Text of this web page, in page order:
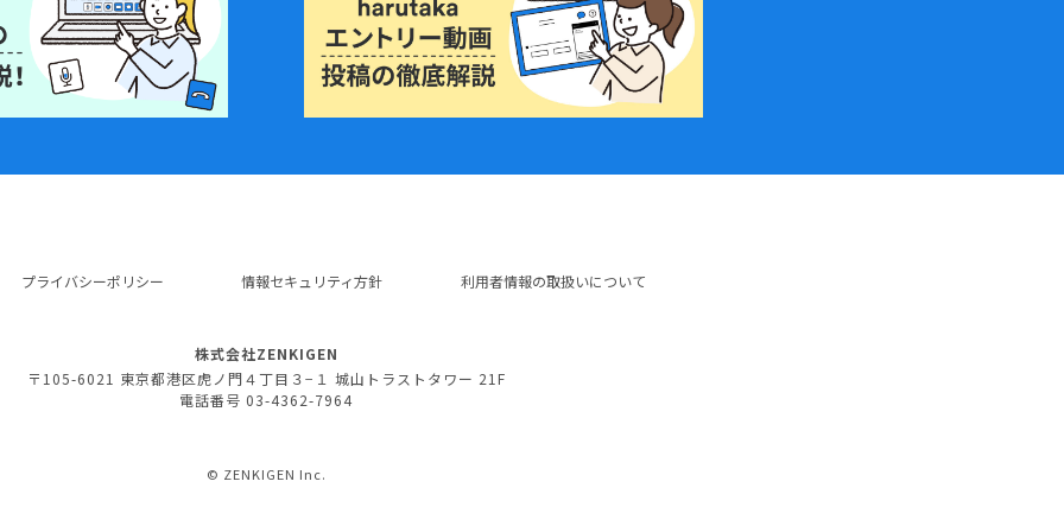
プライバシーポリシー 情報セキュリティ方針 利用者情報の取扱いについて
株式会社ZENKIGEN
〒105-6021 東京都港区虎ノ門４丁目３−１ 城山トラストタワー 21F
電話番号 03-4362-7964
© ZENKIGEN Inc.